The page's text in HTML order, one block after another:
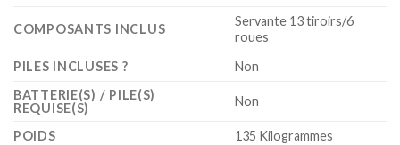
COMPOSANTS INCLUS
‎Servante 13 tiroirs/6
roues
PILES INCLUSES ?
‎Non
BATTERIE(S) / PILE(S)
REQUISE(S)
‎Non
POIDS ‎135 Kilogrammes